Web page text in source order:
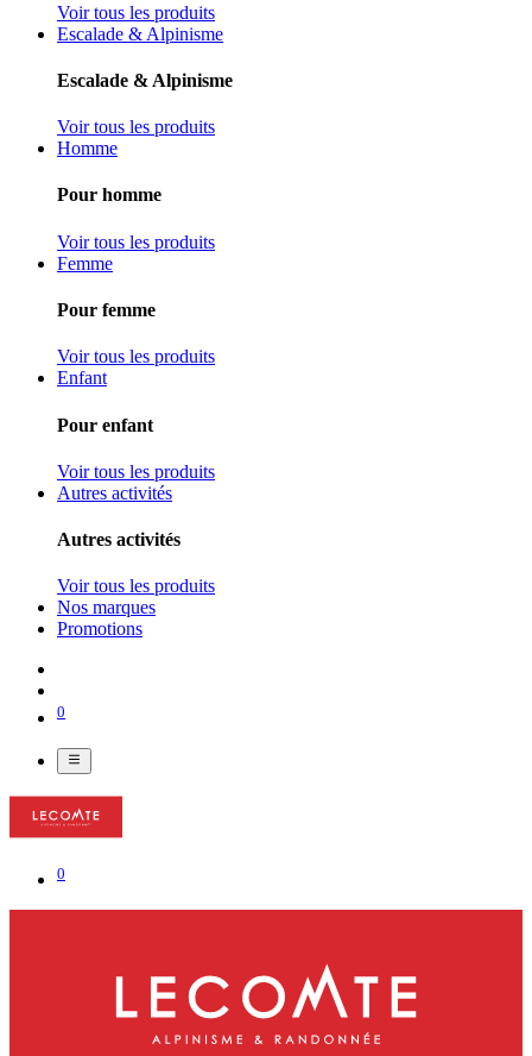
Voir tous les produits
Escalade & Alpinisme
Escalade & Alpinisme
Voir tous les produits
Homme
Pour homme
Voir tous les produits
Femme
Pour femme
Voir tous les produits
Enfant
Pour enfant
Voir tous les produits
Autres activités
Autres activités
Voir tous les produits
Nos marques
Promotions
0
0